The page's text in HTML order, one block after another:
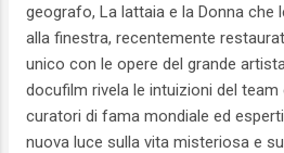
geografo, La lattaia e la Donna che
alla finestra, recentemente
unico con le opere del grande
docufilm rivela le intuizioni del
curatori di fama mondiale ed
nuova luce sulla vita misteriosa e